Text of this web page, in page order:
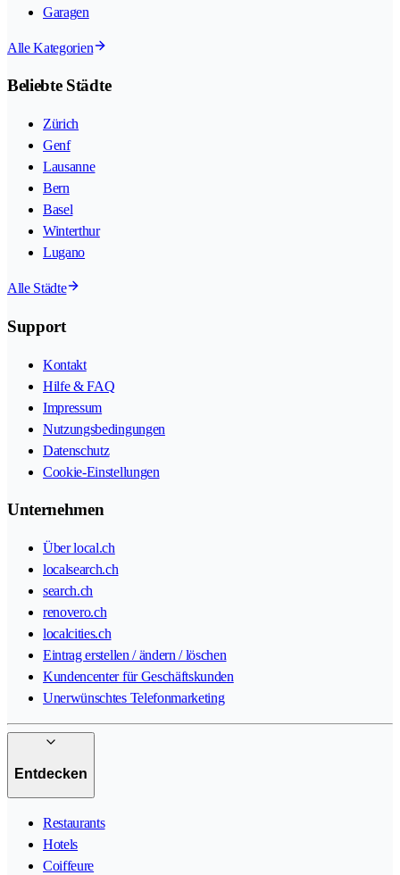
Garagen
Alle Kategorien
Beliebte Städte
Zürich
Genf
Lausanne
Bern
Basel
Winterthur
Lugano
Alle Städte
Support
Kontakt
Hilfe & FAQ
Impressum
Nutzungsbedingungen
Datenschutz
Cookie-Einstellungen
Unternehmen
Über local.ch
localsearch.ch
search.ch
renovero.ch
localcities.ch
Eintrag erstellen / ändern / löschen
Kundencenter für Geschäftskunden
Unerwünschtes Telefonmarketing
Entdecken
Restaurants
Hotels
Coiffeure